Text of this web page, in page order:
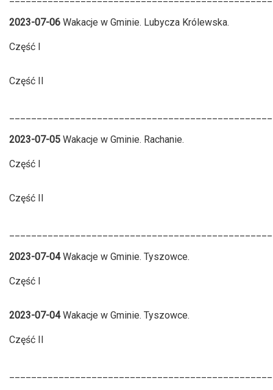
2023-07-06 Wakacje w Gminie. Lubycza Królewska.
Część I
Część II
2023-07-05 Wakacje w Gminie. Rachanie.
Część I
Część II
2023-07-04Wakacje w Gminie. Tyszowce.
Część I
2023-07-04Wakacje w Gminie. Tyszowce.
Część II